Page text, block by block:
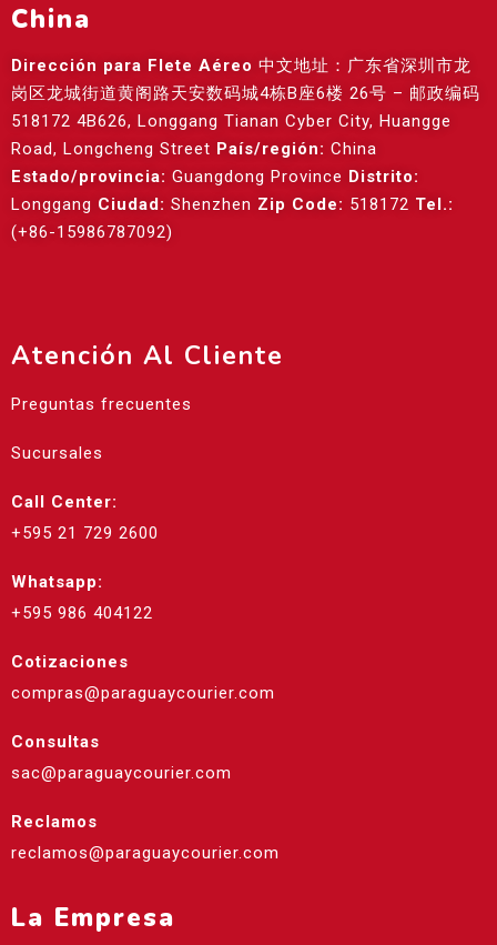
China
Dirección para Flete Aéreo 中文地址：广东省深圳市龙
岗区龙城街道黄阁路天安数码城4栋B座6楼 26号 – 邮政编码
518172 4B626, Longgang Tianan Cyber City, Huangge
Road, Longcheng Street País/región: China
Estado/provincia: Guangdong Province Distrito:
Longgang Ciudad: Shenzhen Zip Code: 518172 Tel.:
(+86-15986787092)
Atención Al Cliente
Preguntas frecuentes
Sucursales
Call Center:
+595 21 729 2600
Whatsapp:
+595 986 404122
Cotizaciones
compras@paraguaycourier.com
Consultas
sac@paraguaycourier.com
Reclamos
reclamos@paraguaycourier.com
La Empresa